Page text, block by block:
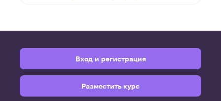
Вход и регистрация
Разместить курс